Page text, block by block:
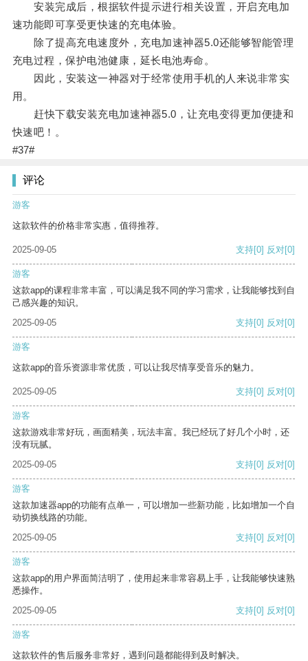
安装完成后，根据软件提示进行相关设置，开启充电加
速功能即可享受更快速的充电体验。
除了提高充电速度外，充电加速神器5.0还能够智能管理
充电过程，保护电池健康，延长电池寿命。
因此，安装这一神器对于经常使用手机的人来说非常实
用。
赶快下载安装充电加速神器5.0，让充电变得更加便捷和
快速吧！。
#37#
评论
游客
这款软件的价格非常实惠，值得推荐。
2025-09-05 支持[0] 反对[0]
游客
这款app的课程非常丰富，可以满足我不同的学习需求，让我能够找到自
己感兴趣的知识。
2025-09-05
支持[0] 反对[0]
游客
这款app的音乐资源非常优质，可以让我尽情享受音乐的魅力。
2025-09-05 支持[0] 反对[0]
游客
这款游戏非常好玩，画面精美，玩法丰富。我已经玩了好几个小时，还
没有玩腻。
2025-09-05
支持[0] 反对[0]
游客
这款加速器app的功能有点单一，可以增加一些新功能，比如增加一个自
动切换线路的功能。
2025-09-05
支持[0] 反对[0]
游客
这款app的用户界面简洁明了，使用起来非常容易上手，让我能够快速熟
悉操作。
2025-09-05
支持[0] 反对[0]
游客
这款软件的售后服务非常好，遇到问题都能得到及时解决。